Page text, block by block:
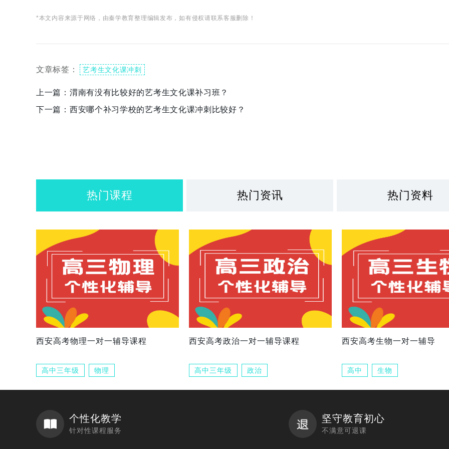
*本文内容来源于网络，由秦学教育整理编辑发布，如有侵权请联系客服删除！
文章标签： 艺考生文化课冲刺
上一篇： 渭南有没有比较好的艺考生文化课补习班？
下一篇： 西安哪个补习学校的艺考生文化课冲刺比较好？
热门课程 热门资讯 热门资料
西安高考物理一对一辅导课程
高中三年级 物理
西安高考政治一对一辅导课程
高中三年级 政治
西安高考生物一对一辅导
高中 生物
个性化教学
针对性课程服务
坚守教育初心
不满意可退课